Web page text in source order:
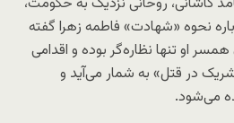
نحوه «شهادت» فاطمه زهرا گفته
او تنها نظاره‌گر بوده و اقدامی
در قتل» به شمار می‌آید و
می‌شود.